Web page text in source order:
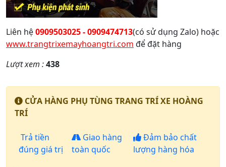
Liên hệ0909503025 - 0909474713(có sử dụng Zalo) hoặc
www.trangtrixemayhoangtri.com để đặt hàng
Lượt xem :438
CỬA HÀNG PHỤ TÙNG TRANG TRÍ XE HOÀNG
TRÍ
Trả tiền
đúng giá trị
Giao hàng
toàn quốc
Đảm bảo chất
lượng hàng hóa